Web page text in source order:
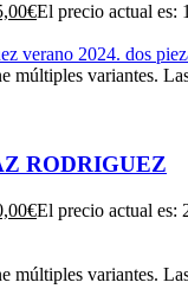
€El precio actual es:
múltiples variantes.
RODRIGUEZ
€El precio actual es:
múltiples variantes.